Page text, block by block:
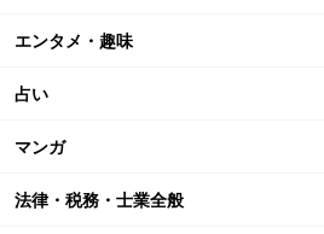
エンタメ・趣味
占い
マンガ
法律・税務・士業全般